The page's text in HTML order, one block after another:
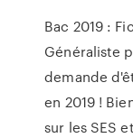
Bac 2019 :
Généraliste
demande
en 2019 !
sur les SES